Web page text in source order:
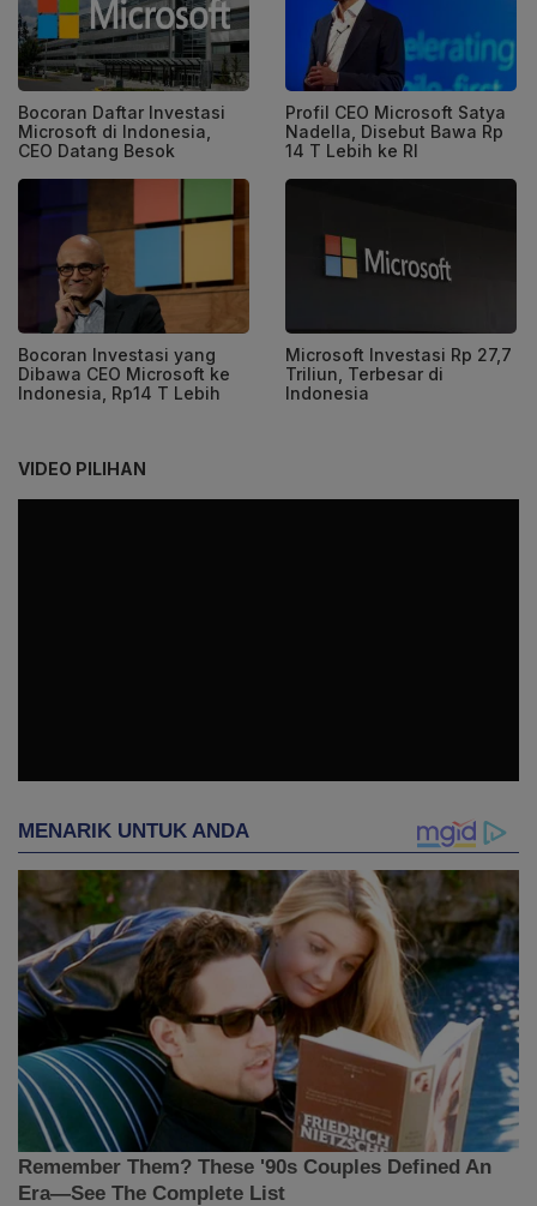
Bocoran Daftar Investasi
Microsoft di Indonesia,
CEO Datang Besok
Profil CEO Microsoft Satya
Nadella, Disebut Bawa Rp
14 T Lebih ke RI
Bocoran Investasi yang
Dibawa CEO Microsoft ke
Indonesia, Rp14 T Lebih
Microsoft Investasi Rp 27,7
Triliun, Terbesar di
Indonesia
VIDEO PILIHAN